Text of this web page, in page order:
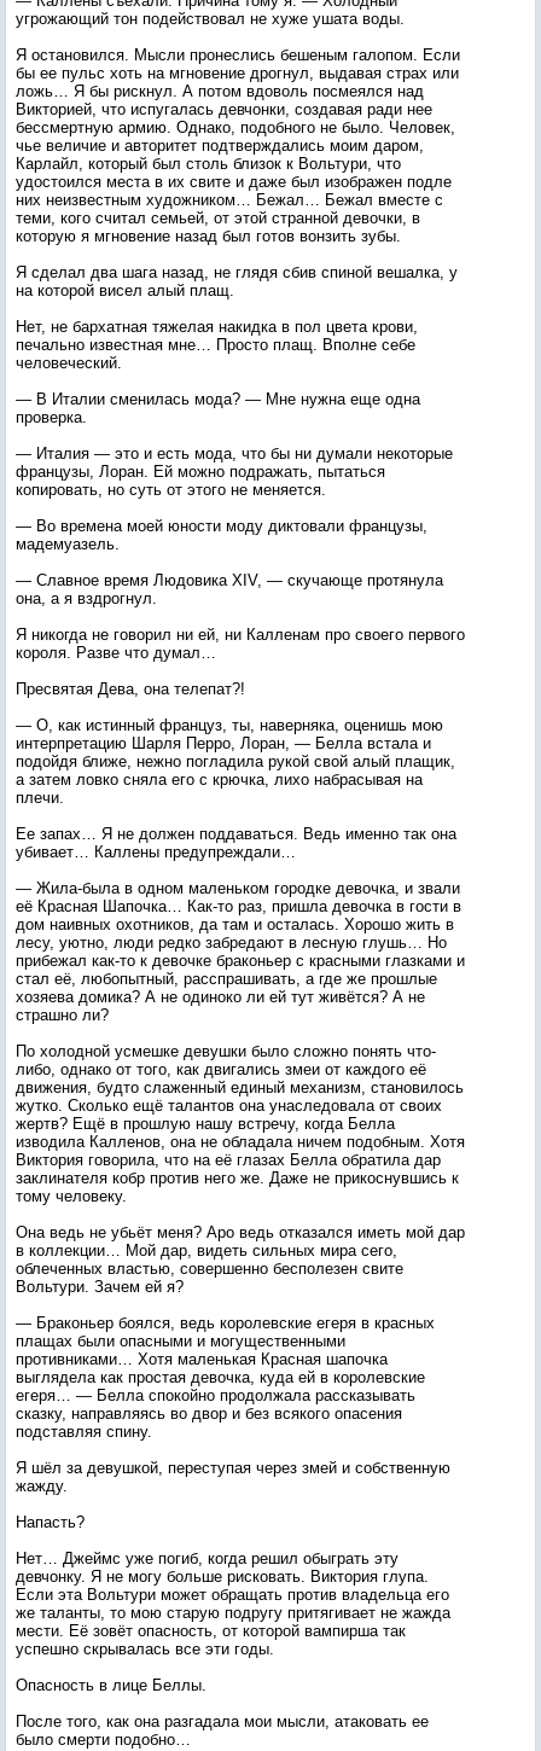
угрожающий тон подействовал не хуже ушата воды.
Я остановился. Мысли пронеслись бешеным галопом. Если
бы ее пульс хоть на мгновение дрогнул, выдавая страх или
ложь… Я бы рискнул. А потом вдоволь посмеялся над
Викторией, что испугалась девчонки, создавая ради нее
бессмертную армию. Однако, подобного не было. Человек,
чье величие и авторитет подтверждались моим даром,
Карлайл, который был столь близок к Вольтури, что
удостоился места в их свите и даже был изображен подле
них неизвестным художником… Бежал… Бежал вместе с
теми, кого считал семьей, от этой странной девочки, в
которую я мгновение назад был готов вонзить зубы.
Я сделал два шага назад, не глядя сбив спиной вешалка, у
на которой висел алый плащ.
Нет, не бархатная тяжелая накидка в пол цвета крови,
печально известная мне… Просто плащ. Вполне себе
человеческий.
— В Италии сменилась мода? — Мне нужна еще одна
проверка.
— Италия — это и есть мода, что бы ни думали некоторые
французы, Лоран. Ей можно подражать, пытаться
копировать, но суть от этого не меняется.
— Во времена моей юности моду диктовали французы,
мадемуазель.
— Славное время Людовика XIV, — скучающе протянула
она, а я вздрогнул.
Я никогда не говорил ни ей, ни Калленам про своего первого
короля. Разве что думал…
Пресвятая Дева, она телепат?!
— О, как истинный француз, ты, наверняка, оценишь мою
интерпретацию Шарля Перро, Лоран, — Белла встала и
подойдя ближе, нежно погладила рукой свой алый плащик,
а затем ловко сняла его с крючка, лихо набрасывая на
плечи.
Ее запах… Я не должен поддаваться. Ведь именно так она
убивает… Каллены предупреждали…
— Жила-была в одном маленьком городке девочка, и звали
её Красная Шапочка… Как-то раз, пришла девочка в гости в
дом наивных охотников, да там и осталась. Хорошо жить в
лесу, уютно, люди редко забредают в лесную глушь… Но
прибежал как-то к девочке браконьер с красными глазками и
стал её, любопытный, расспрашивать, а где же прошлые
хозяева домика? А не одиноко ли ей тут живётся? А не
страшно ли?
По холодной усмешке девушки было сложно понять что-
либо, однако от того, как двигались змеи от каждого её
движения, будто слаженный единый механизм, становилось
жутко. Сколько ещё талантов она унаследовала от своих
жертв? Ещё в прошлую нашу встречу, когда Белла
изводила Калленов, она не обладала ничем подобным. Хотя
Виктория говорила, что на её глазах Белла обратила дар
заклинателя кобр против него же. Даже не прикоснувшись к
тому человеку.
Она ведь не убьёт меня? Аро ведь отказался иметь мой дар
в коллекции… Мой дар, видеть сильных мира сего,
облеченных властью, совершенно бесполезен свите
Вольтури. Зачем ей я?
— Браконьер боялся, ведь королевские егеря в красных
плащах были опасными и могущественными
противниками… Хотя маленькая Красная шапочка
выглядела как простая девочка, куда ей в королевские
егеря… — Белла спокойно продолжала рассказывать
сказку, направляясь во двор и без всякого опасения
подставляя спину.
Я шёл за девушкой, переступая через змей и собственную
жажду.
Напасть?
Нет… Джеймс уже погиб, когда решил обыграть эту
девчонку. Я не могу больше рисковать. Виктория глупа.
Если эта Вольтури может обращать против владельца его
же таланты, то мою старую подругу притягивает не жажда
мести. Её зовёт опасность, от которой вампирша так
успешно скрывалась все эти годы.
Опасность в лице Беллы.
После того, как она разгадала мои мысли, атаковать ее
было смерти подобно…